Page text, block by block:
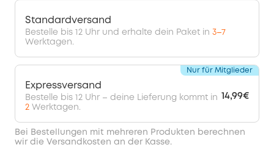
Standardversand
Bestelle bis 12 Uhr und erhalte dein Paket in 3–7
Werktagen.
Expressversand
Bestelle bis 12 Uhr – deine Lieferung kommt in
2 Werktagen.
14,99€
Nur für Mitglieder
Bei Bestellungen mit mehreren Produkten berechnen
wir die Versandkosten an der Kasse.